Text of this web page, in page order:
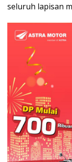
seluruh lapisan